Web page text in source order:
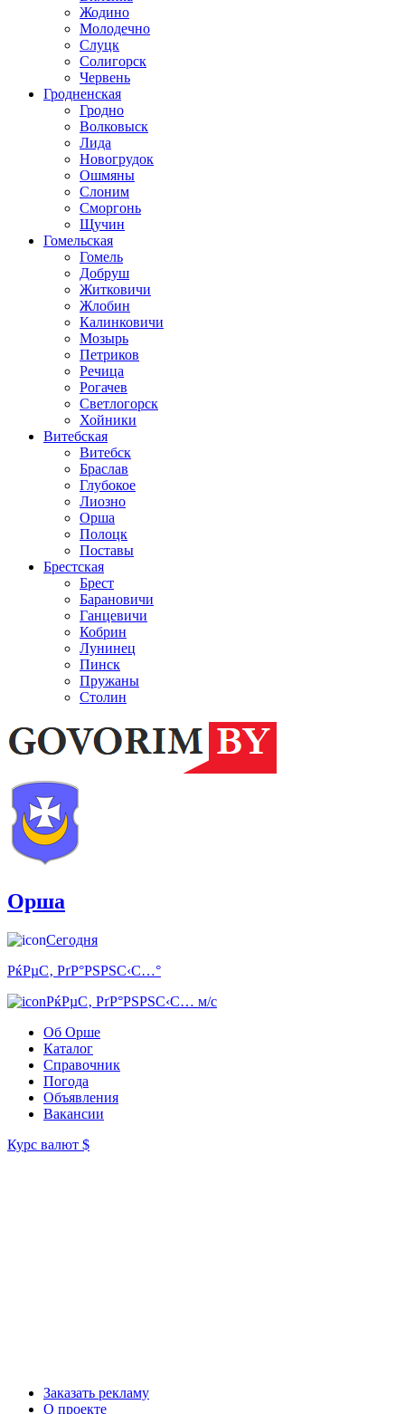
Жодино
Молодечно
Слуцк
Солигорск
Червень
Гродненская
Гродно
Волковыск
Лида
Новогрудок
Ошмяны
Слоним
Сморгонь
Щучин
Гомельская
Гомель
Добруш
Житковичи
Жлобин
Калинковичи
Мозырь
Петриков
Речица
Рогачев
Светлогорск
Хойники
Витебская
Витебск
Браслав
Глубокое
Лиозно
Орша
Полоцк
Поставы
Брестская
Брест
Барановичи
Ганцевичи
Кобрин
Лунинец
Пинск
Пружаны
Столин
Орша
Сегодня
РќРµС‚ РґР°РЅРЅС‹С…°
РќРµС‚ РґР°РЅРЅС‹С… м/с
Об Орше
Каталог
Справочник
Погода
Объявления
Вакансии
Курс валют $
Заказать рекламу
О проекте